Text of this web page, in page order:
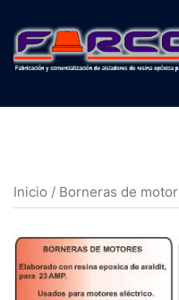
Inicio / Borneras de motor